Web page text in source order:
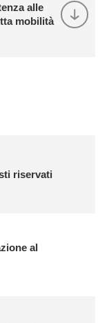
alle
mobilità
riservati
al